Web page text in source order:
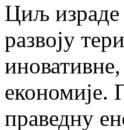
Циљ израде
развоју
економије.
праведну